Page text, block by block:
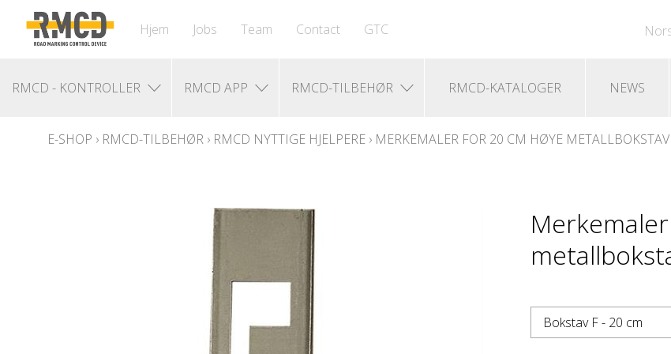
Hjem Jobs Team Contact GTC
RMCD - KONTROLLER RMCD APP RMCD-TILBEHØR RMCD-KATALOGER NEWS
E-SHOP › RMCD-TILBEHØR › RMCD NYTTIGE HJELPERE › MERKEMALER FOR 20 CM HØYE
Bokstav F - 20 cm